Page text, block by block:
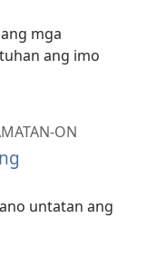
mga
ang imo
ON
untatan ang